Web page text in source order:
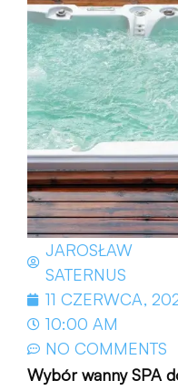
JAROSŁAW
SATERNUS
11 CZERWCA,
10:00 AM
NO COMMENTS
Wybór wanny SPA